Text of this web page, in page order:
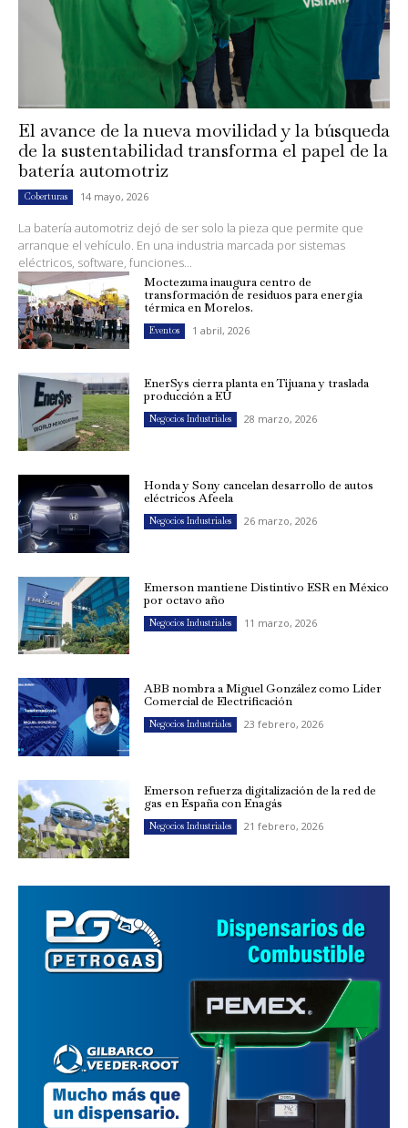
El avance de la nueva movilidad y la búsqueda
de la sustentabilidad transforma el papel de la
batería automotriz
Coberturas 14 mayo, 2026
La batería automotriz dejó de ser solo la pieza que permite que
arranque el vehículo. En una industria marcada por sistemas
eléctricos, software, funciones...
Moctezuma inaugura centro de
transformación de residuos para energía
térmica en Morelos.
Eventos 1 abril, 2026
EnerSys cierra planta en Tijuana y traslada
producción a EU
Negocios Industriales 28 marzo, 2026
Honda y Sony cancelan desarrollo de autos
eléctricos Afeela
Negocios Industriales 26 marzo, 2026
Emerson mantiene Distintivo ESR en México
por octavo año
Negocios Industriales 11 marzo, 2026
ABB nombra a Miguel González como Líder
Comercial de Electrificación
Negocios Industriales 23 febrero, 2026
Emerson refuerza digitalización de la red de
gas en España con Enagás
Negocios Industriales 21 febrero, 2026